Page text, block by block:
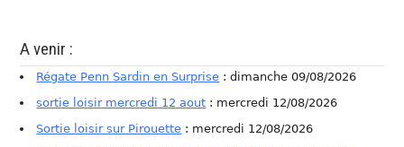
A venir :
Régate Penn Sardin en Surprise : dimanche 09/08/2026
sortie loisir mercredi 12 aout : mercredi 12/08/2026
Sortie loisir sur Pirouette : mercredi 12/08/2026